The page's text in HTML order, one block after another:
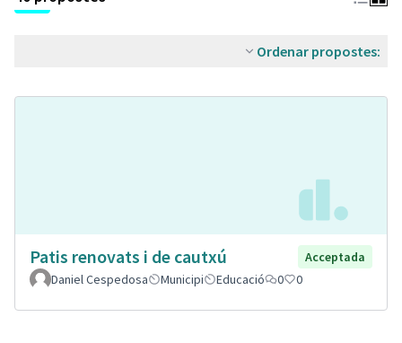
Ordenar propostes:
Patis renovats i de cautxú
Acceptada
Daniel Cespedosa
Municipi Educació 0 0